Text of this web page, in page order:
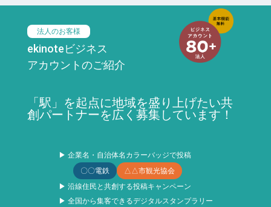
法人のお客様
ekinoteビジネス
アカウントのご紹介
「駅」を起点に地域を盛り上げたい共
創パートナーを広く募集しています！
▶ 企業名・自治体名カラーバッジで投稿
〇〇電鉄
△△市観光協会
▶ 沿線住民と共創する投稿キャンペーン
▶ 全国から集客できるデジタルスタンプラリー